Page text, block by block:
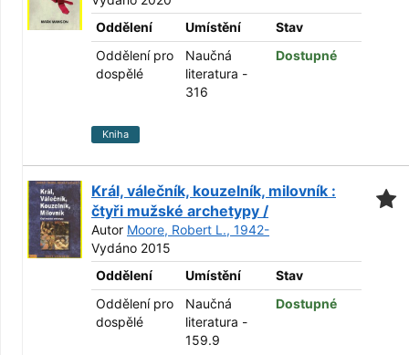
Oddělení
Umístění
Stav
Oddělení pro
dospělé
Naučná
literatura -
316
Dostupné
Kniha
Král, válečník, kouzelník, milovník :
čtyři mužské archetypy /
Autor Moore, Robert L., 1942-
Vydáno 2015
Oddělení
Umístění
Stav
Oddělení pro
dospělé
Naučná
literatura -
159.9
Dostupné